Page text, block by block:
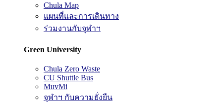
Chula Map
แผนที่และการเดินทาง
ร่วมงานกับจุฬาฯ
Green University
Chula Zero Waste
CU Shuttle Bus
MuvMi
จุฬาฯ กับความยั่งยืน